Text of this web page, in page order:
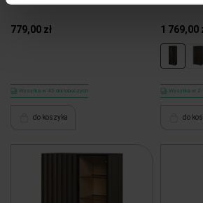
779,00 zł
Wysyłka w 45 dni roboczych
do koszyka
1 769,00
Wysyłka w
do